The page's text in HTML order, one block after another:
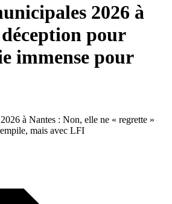
2026 à
pour
immense pour